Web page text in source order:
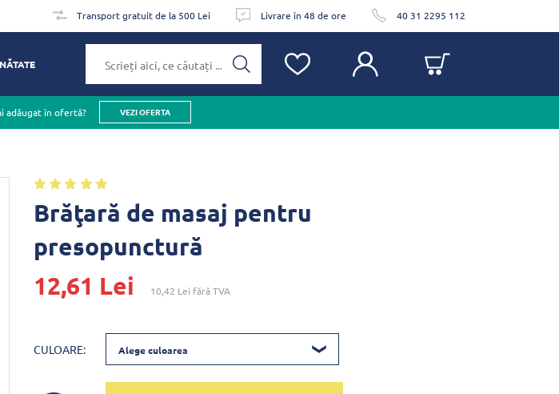
Transport gratuit de la 500 Lei Livrare în 48 de ore 40 31 2295 112
adăugat în ofertă? VEZI OFERTA
Brăţară de masaj pentru
presopunctură
12,61 Lei
10,42 Lei fără TVA
CULOARE: Alege culoarea